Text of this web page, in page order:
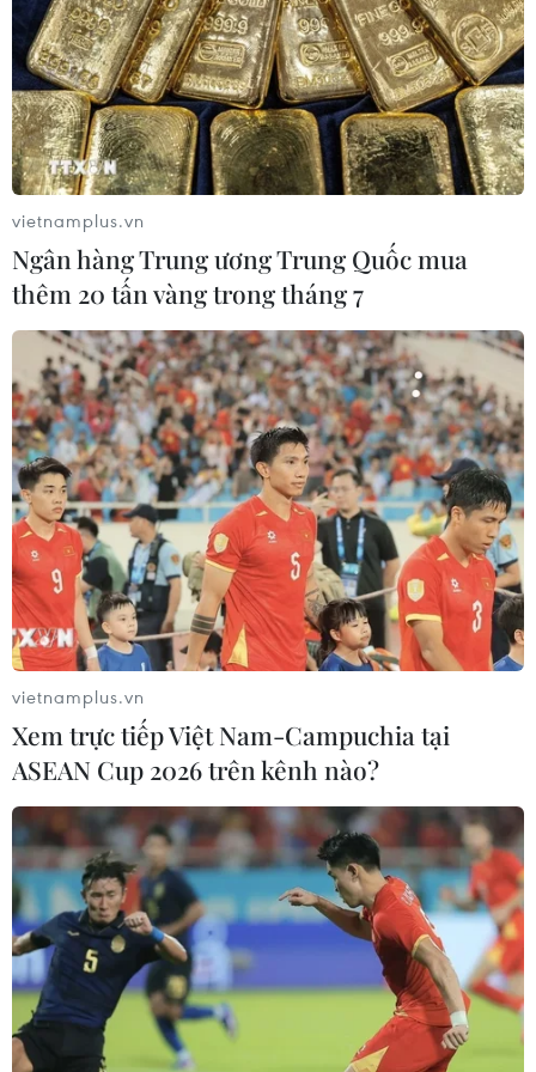
BIDV dành 8 tỷ đồng hỗ trợ 4 tỉnh miền
Trung bị ảnh hưởng bởi lũ lụt
20/10/2020 10:58
Ngoài ủng hộ bằng tiền, BIDV cũng đang chỉ đạo các
chi nhánh tổng hợp đề xuất các giải pháp hỗ trợ khó
khăn cho các doanh nghiệp, khách hàng tại miền Trung
chịu thiệt hại trực tiếp do lũ lụt gây ra.
BIDV tổ chức giải chạy Tết ấm cho người
nghèo-vì miền Trung thương yêu
30/10/2020 03:34
vietnamplus.vn
Ngân hàng Trung ương Trung Quốc mua
thêm 20 tấn vàng trong tháng 7
vietnamplus.vn
Xem trực tiếp Việt Nam-Campuchia tại
ASEAN Cup 2026 trên kênh nào?